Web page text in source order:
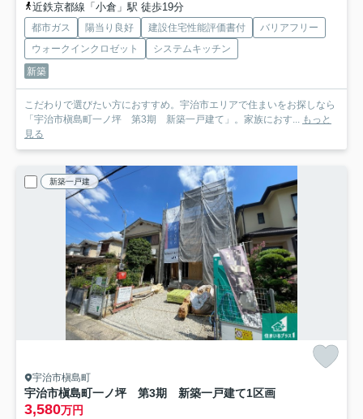
近鉄京都線「小倉」駅 徒歩19分
都市ガス 陽当り良好 建設住宅性能評価書付
バリアフリー
ウォークインクロゼット
システムキッチン
新築
こだわりで選びたい方におすすめ。宇治市エリアで住まいをお探しなら
「宇治市槇島町一ノ坪 第3期 新築一戸建て」。家族におす... もっと
見る
新築一戸建
宇治市槇島町
宇治市槇島町一ノ坪 第3期 新築一戸建て1区画
3,580万円